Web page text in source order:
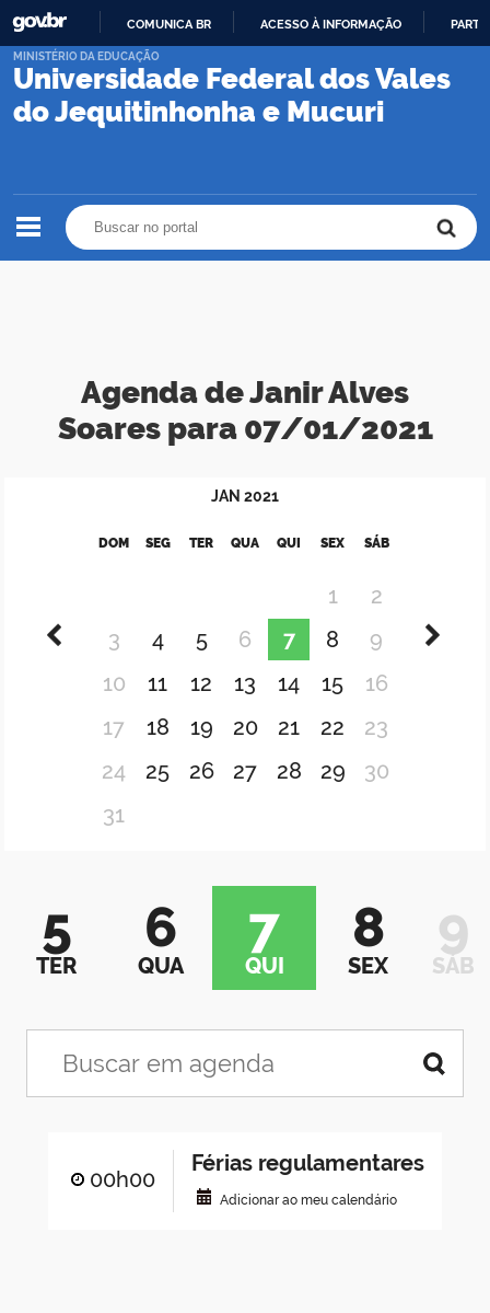
PARA
CONTEÚDO
COMUNICA BR ACESSO À INFORMAÇÃO
Universidade Federal dos Vales
do Jequitinhonha e Mucuri
MINISTÉRIO DA EDUCAÇÃO
Agenda de Janir Alves
Soares para 07/01/2021
JAN 2021
DOM SEG TER QUA QUI SEX SÁB
1
2
3
4 5 6 7 8
9
10
11 12 13 14 15
16
17
18 19 20 21 22
23
24
25 26 27 28 29
30
31
5
TER
6
QUA
7
QUI
8
SEX
9
SÁB
00h00
Férias regulamentares
Adicionar ao meu calendário